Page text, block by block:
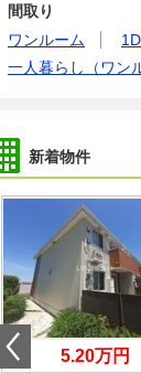
間取り
ワンルーム
一人暮らし（ワン
新着物件
5.20万円